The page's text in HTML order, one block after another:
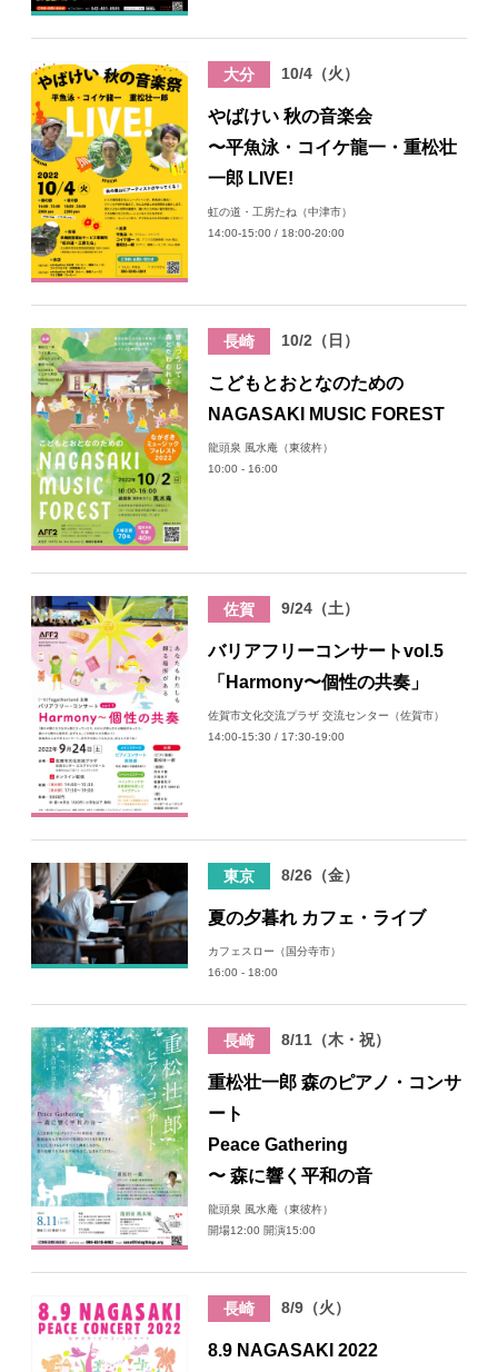
演奏依頼
お問い合わせ
大分 10/4（火）
やばけい 秋の音楽会
〜平魚泳・コイケ龍一・重松壮
一郎 LIVE!
虹の道・工房たね（中津市）
14:00-15:00 / 18:00-20:00
長崎 10/2（日）
こどもとおとなのための
NAGASAKI MUSIC FOREST
龍頭泉 風水庵（東彼杵）
10:00 - 16:00
佐賀 9/24（土）
バリアフリーコンサートvol.5
「Harmony〜個性の共奏」
佐賀市文化交流プラザ 交流センター（佐賀市）
14:00-15:30 / 17:30-19:00
東京 8/26（金）
夏の夕暮れ カフェ・ライブ
カフェスロー（国分寺市）
16:00 - 18:00
長崎 8/11（木・祝）
重松壮一郎 森のピアノ・コンサ
ート
Peace Gathering
〜 森に響く平和の音
龍頭泉 風水庵（東彼杵）
開場12:00 開演15:00
長崎 8/9（火）
8.9 NAGASAKI 2022